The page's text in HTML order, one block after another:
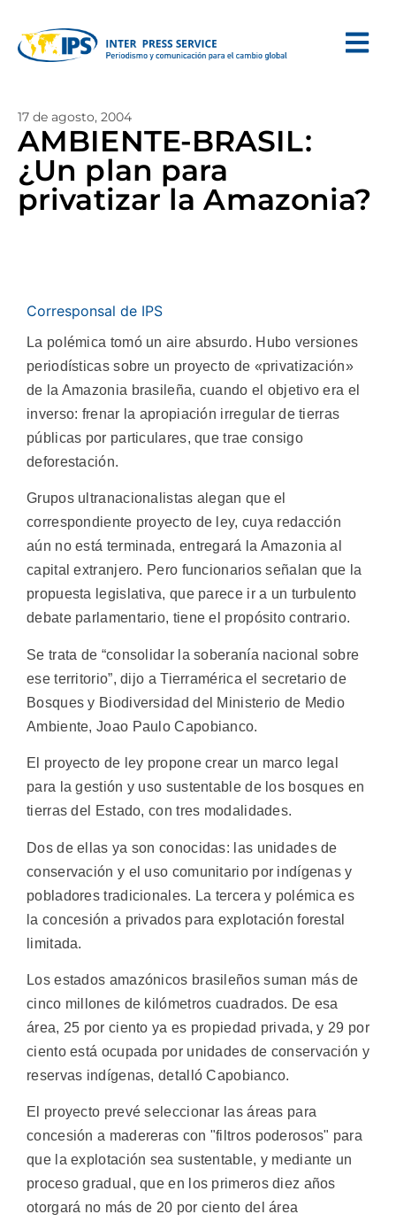
17 de agosto, 2004
AMBIENTE-BRASIL:
¿Un plan para
privatizar la Amazonia?
Corresponsal de IPS
La polémica tomó un aire absurdo. Hubo versiones
periodísticas sobre un proyecto de «privatización»
de la Amazonia brasileña, cuando el objetivo era el
inverso: frenar la apropiación irregular de tierras
públicas por particulares, que trae consigo
deforestación.
Grupos ultranacionalistas alegan que el
correspondiente proyecto de ley, cuya redacción
aún no está terminada, entregará la Amazonia al
capital extranjero. Pero funcionarios señalan que la
propuesta legislativa, que parece ir a un turbulento
debate parlamentario, tiene el propósito contrario.
Se trata de “consolidar la soberanía nacional sobre
ese territorio”, dijo a Tierramérica el secretario de
Bosques y Biodiversidad del Ministerio de Medio
Ambiente, Joao Paulo Capobianco.
El proyecto de ley propone crear un marco legal
para la gestión y uso sustentable de los bosques en
tierras del Estado, con tres modalidades.
Dos de ellas ya son conocidas: las unidades de
conservación y el uso comunitario por indígenas y
pobladores tradicionales. La tercera y polémica es
la concesión a privados para explotación forestal
limitada.
Los estados amazónicos brasileños suman más de
cinco millones de kilómetros cuadrados. De esa
área, 25 por ciento ya es propiedad privada, y 29 por
ciento está ocupada por unidades de conservación y
reservas indígenas, detalló Capobianco.
El proyecto prevé seleccionar las áreas para
concesión a madereras con "filtros poderosos" para
que la explotación sea sustentable, y mediante un
proceso gradual, que en los primeros diez años
otorgará no más de 20 por ciento del área